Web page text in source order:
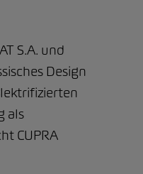
S.A. und
Design
als
CUPRA